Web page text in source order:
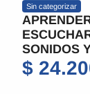
Sin categorizar
SONIDOS
$